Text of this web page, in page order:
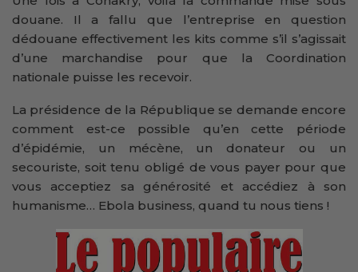
douane. Il a fallu que l’entreprise en question
dédouane effectivement les kits comme s’il s’agissait
d’une marchandise pour que la Coordination
nationale puisse les recevoir.
La présidence de la République se demande encore
comment est-ce possible qu’en cette période
d’épidémie, un mécène, un donateur ou un
secouriste, soit tenu obligé de vous payer pour que
vous acceptiez sa générosité et accédiez à son
humanisme… Ebola business, quand tu nous tiens !